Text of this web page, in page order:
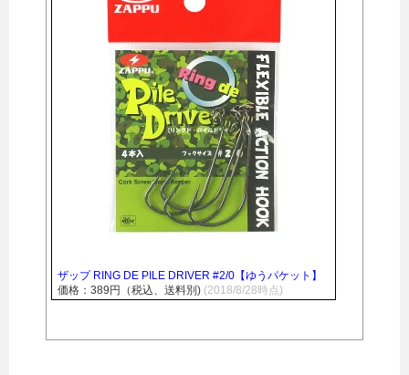
ザップ RING DE PILE DRIVER #2/0【ゆうパケット】
価格：389円（税込、送料別) (2018/8/28時点)